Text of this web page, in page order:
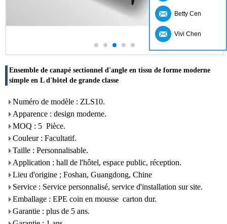
Ensemble de canapé sectionnel d'angle en tissu de forme moderne
simple en L d'hôtel de grande classe
Numéro de modèle : ZLS10.
Apparence : design moderne.
MOQ : 5 Pièce.
Couleur : Facultatif.
Taille : Personnalisable.
Application : hall de l'hôtel, espace public, réception.
Lieu d'origine ; Foshan, Guangdong, Chine
Service : Service personnalisé, service d'installation sur site.
Emballage : EPE coin en mousse carton dur.
Garantie : plus de 5 ans.
Betty Cen
Vivi Chen